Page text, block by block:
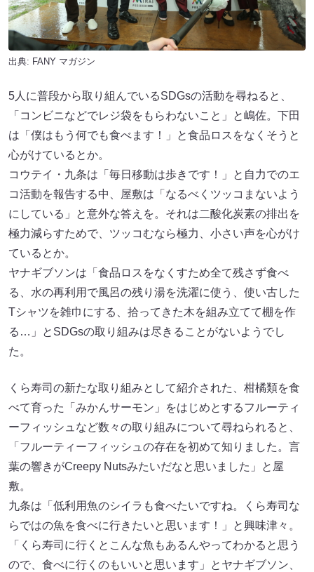
出典: FANY マガジン
5人に普段から取り組んでいるSDGsの活動を尋ねると、
「コンビニなどでレジ袋をもらわないこと」と嶋佐。下田
は「僕はもう何でも食べます！」と食品ロスをなくそうと
心がけているとか。
コウテイ・九条は「毎日移動は歩きです！」と自力でのエ
コ活動を報告する中、屋敷は「なるべくツッコまないよう
にしている」と意外な答えを。それは二酸化炭素の排出を
極力減らすためで、ツッコむなら極力、小さい声を心がけ
ているとか。
ヤナギブソンは「食品ロスをなくすため全て残さず食べ
る、水の再利用で風呂の残り湯を洗濯に使う、使い古した
Tシャツを雑巾にする、拾ってきた木を組み立てて棚を作
る…」とSDGsの取り組みは尽きることがないようでし
た。
くら寿司の新たな取り組みとして紹介された、柑橘類を食
べて育った「みかんサーモン」をはじめとするフルーティ
ーフィッシュなど数々の取り組みについて尋ねられると、
「フルーティーフィッシュの存在を初めて知りました。言
葉の響きがCreepy Nutsみたいだなと思いました」と屋
敷。
九条は「低利用魚のシイラも食べたいですね。くら寿司な
らではの魚を食べに行きたいと思います！」と興味津々。
「くら寿司に行くとこんな魚もあるんやってわかると思う
ので、食べに行くのもいいと思います」とヤナギブソン、